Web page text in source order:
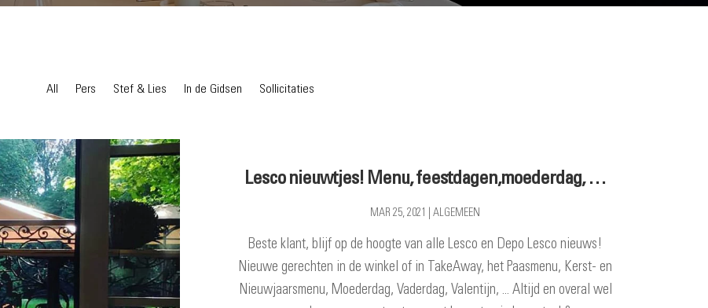
All Pers Stef & Lies In de Gidsen Sollicitaties
Lesco nieuwtjes! Menu, feestdagen,moederdag, …
MAR 25, 2021 ALGEMEEN
Beste klant, blijf op de hoogte van alle Lesco en Depo Lesco nieuws!
Nieuwe gerechten in de winkel of in TakeAway, het Paasmenu, Kerst- en
Nieuwjaarsmenu, Moederdag, Vaderdag, Valentijn, ... Altijd en overal wel